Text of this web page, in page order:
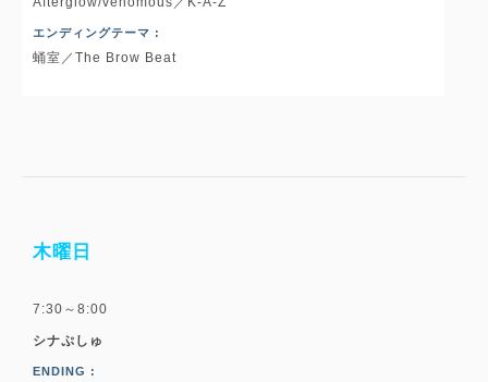
エンディングテーマ :
蛹室／The Brow Beat
木曜日
7:30～8:00
シナぷしゅ
ENDING :